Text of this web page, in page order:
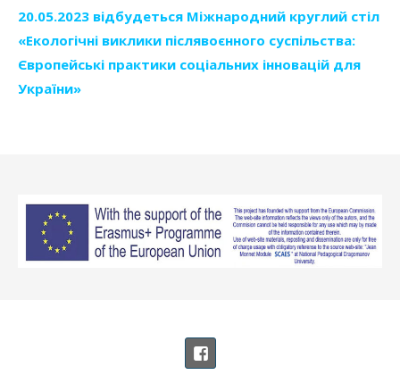
20.05.2023 відбудеться Міжнародний круглий стіл
«Екологічні виклики післявоєнного суспільства:
Європейські практики соціальних інновацій для
України»